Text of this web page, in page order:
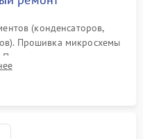
(конденсаторов,
Прошивка микросхемы
поломке подсветки —
светодиодов.